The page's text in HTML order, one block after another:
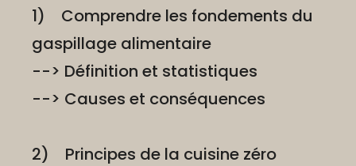
1) Comprendre les fondements du
gaspillage alimentaire
--> Définition et statistiques
--> Causes et conséquences
2) Principes de la cuisine zéro